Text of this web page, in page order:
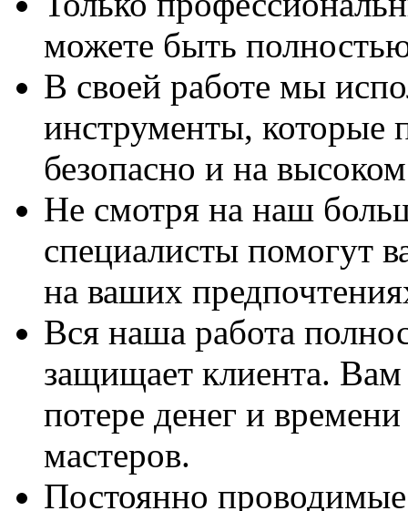
можете быть
В своей работе мы
инструменты, которые
безопасно и на
Не смотря на наш
специалисты помогут
на ваших
Вся наша работа
защищает клиента. Вам
потере денег и
мастеров.
Постоянно